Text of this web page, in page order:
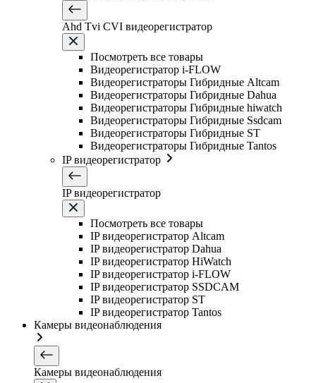
Ahd Tvi CVI видеорегистратор
Посмотреть все товары
Видеорегистратор i-FLOW
Видеорегистраторы Гибридные Altcam
Видеорегистраторы Гибридные Dahua
Видеорегистраторы Гибридные hiwatch
Видеорегистраторы Гибридные Ssdcam
Видеорегистраторы Гибридные ST
Видеорегистраторы Гибридные Tantos
IP видеорегистратор
IP видеорегистратор
Посмотреть все товары
IP видеорегистратор Altcam
IP видеорегистратор Dahua
IP видеорегистратор HiWatch
IP видеорегистратор i-FLOW
IP видеорегистратор SSDCAM
IP видеорегистратор ST
IP видеорегистратор Tantos
Камеры видеонаблюдения
Камеры видеонаблюдения